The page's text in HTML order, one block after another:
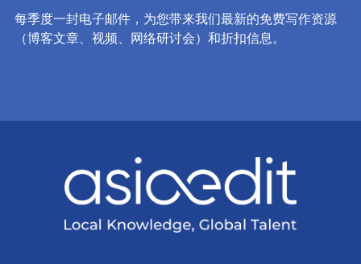
每季度一封电子邮件，为您带来我们最新的免费写作资源
（博客文章、视频、网络研讨会）和折扣信息。